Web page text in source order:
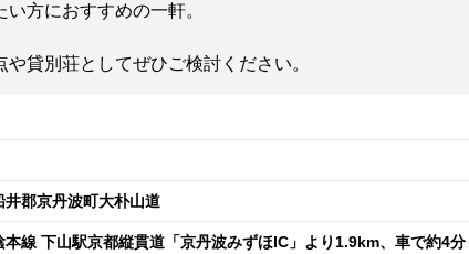
方におすすめの一軒。
貸別荘としてぜひご検討ください。
井郡京丹波町大朴山道
本線 下山駅京都縦貫道「京丹波みずほIC」より1.9km、車で約4分